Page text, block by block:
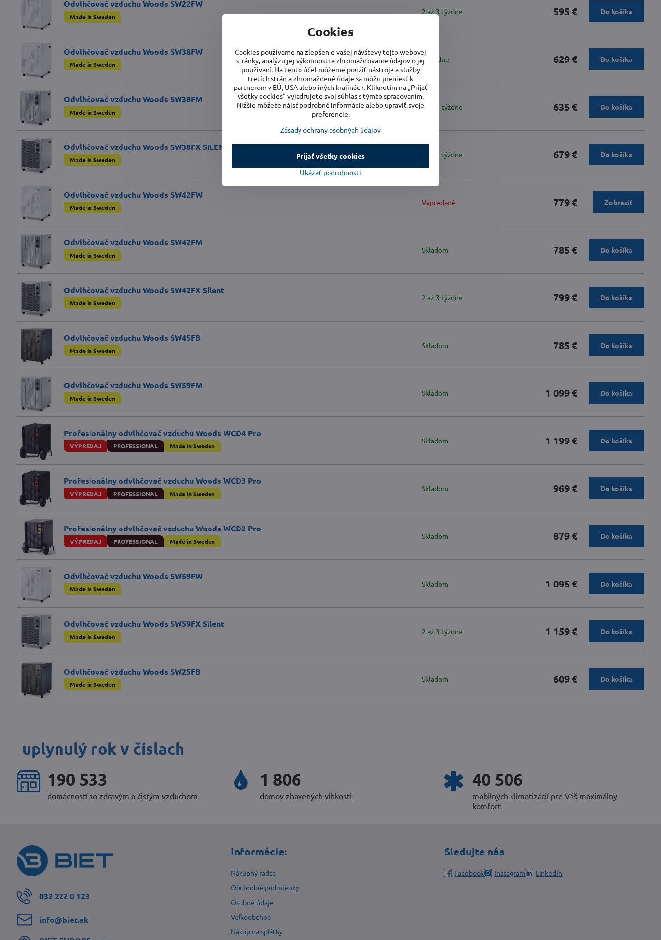
Odvlhčovač vzduchu Woods SW22FW
Made in Sweden
2 až 3 týždne 595 € Do košíka
Odvlhčovač vzduchu Woods SW38FW
Made in Sweden
2 týždne 629 € Do košíka
Odvlhčovač vzduchu Woods SW38FM
Made in Sweden
2 až 3 týždne 635 € Do košíka
Odvlhčovač vzduchu Woods SW38FX SILENT
Made in Sweden
2 až 3 týždne 679 € Do košíka
Odvlhčovač vzduchu Woods SW42FW
Made in Sweden
Vypredané 779 € Zobraziť
Odvlhčovač vzduchu Woods SW42FM
Made in Sweden
Skladom 785 € Do košíka
Odvlhčovač vzduchu Woods SW42FX Silent
Made in Sweden
2 až 3 týždne 799 € Do košíka
Odvlhčovač vzduchu Woods SW45FB
Made in Sweden
Skladom 785 € Do košíka
Odvlhčovač vzduchu Woods SW59FM
Made in Sweden
Skladom 1 099 € Do košíka
Profesionálny odvlhčovač vzduchu Woods WCD4 Pro
VÝPREDAJ PROFESSIONAL Made in Sweden
Skladom 1 199 € Do košíka
Profesionálny odvlhčovač vzduchu Woods WCD3 Pro
VÝPREDAJ PROFESSIONAL Made in Sweden
Skladom 969 € Do košíka
Profesionálny odvlhčovač vzduchu Woods WCD2 Pro
VÝPREDAJ PROFESSIONAL Made in Sweden
Skladom 879 € Do košíka
Odvlhčovač vzduchu Woods SW59FW
Made in Sweden
Skladom 1 095 € Do košíka
Odvlhčovač vzduchu Woods SW59FX Silent
Made in Sweden
2 až 3 týždne 1 159 € Do košíka
Odvlhčovač vzduchu Woods SW25FB
Made in Sweden
Skladom 609 € Do košíka
uplynulý rok v číslach
264 383
domácností so zdravým a čistým vzduchom
2 506
domov zbavených vlhkosti
56 206
mobilných klimatizácií pre Váš maximálny
komfort
032 222 0 123
info​@biet​.sk
Informácie:
Nákupný radca
Obchodné podmienky
Osobné údaje
Veľkoobchod
Nákup na splátky
Sledujte nás
Facebook Instagram LinkedIn
Cookies
Cookies používame na zlepšenie vašej návštevy tejto webovej
stránky, analýzu jej výkonnosti a zhromažďovanie údajov o jej
používaní. Na tento účel môžeme použiť nástroje a služby
tretích strán a zhromaždené údaje sa môžu preniesť k
partnerom v EÚ, USA alebo iných krajinách. Kliknutím na „Prijať
všetky cookies“ vyjadrujete svoj súhlas s týmto spracovaním.
Nižšie môžete nájsť podrobné informácie alebo upraviť svoje
preferencie.
Zásady ochrany osobných údajov
Ukázať podrobnosti
Prijať všetky cookies